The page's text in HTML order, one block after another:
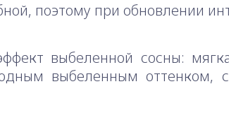
поэтому при обновлении
выбеленной сосны:
выбеленным оттенком,